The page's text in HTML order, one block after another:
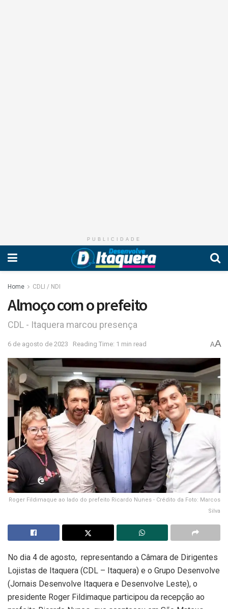
PUBLICIDADE
Home CDLI / NDI
Almoço com o prefeito
CDL - Itaquera marcou presença
6 de agosto de 2023 Reading Time: 1 min read AA
Roger Fildimaque ao lado do prefeito Ricardo Nunes - Crédito da Foto: Marcos
Silva
No dia 4 de agosto, representando a Câmara de Dirigentes
Lojistas de Itaquera (CDL – Itaquera) e o Grupo Desenvolve
(Jornais Desenvolve Itaquera e Desenvolve Leste), o
presidente Roger Fildimaque participou da recepção ao